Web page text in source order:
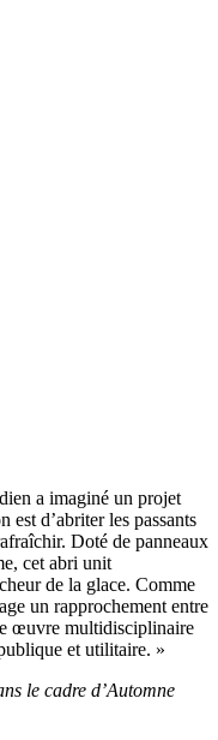
a imaginé un projet
d’abriter les passants
Doté de panneaux
cet abri unit
de la glace. Comme
un rapprochement entre
œuvre multidisciplinaire
et utilitaire. »
le cadre d’Automne